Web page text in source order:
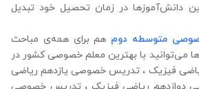
دانش‌آموزها در زمان تحصیل خود تبدیل
متوسطه دوم هم برای همه‌ی مباحث
می‌‌‌‌‌‌توانید با بهترین معلم خصوصی کشور در
فیزیک ، تدریس خصوصی یازدهم ریاضی